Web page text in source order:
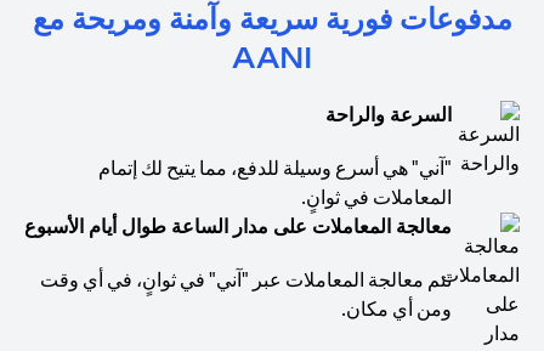
مدفوعات فورية سريعة وآمنة ومريحة مع
AANI
السرعة والراحة
"آني" هي أسرع وسيلة للدفع، مما يتيح لك إتمام
المعاملات في ثوانٍ.
معالجة المعاملات على مدار الساعة طوال أيام الأسبوع
تتم معالجة المعاملات عبر "آني" في ثوانٍ، في أي وقت
ومن أي مكان.